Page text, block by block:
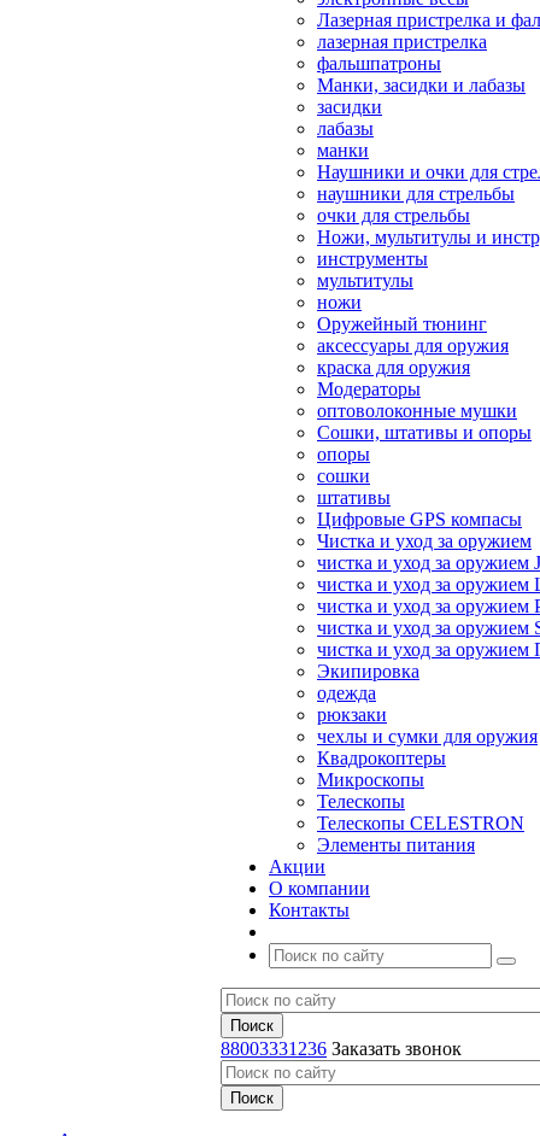
Лазерная пристрелка и
лазерная пристрелка
фальшпатроны
Манки, засидки и лабазы
засидки
лабазы
манки
Наушники и очки для
наушники для стрельбы
очки для стрельбы
Ножи, мультитулы и
инструменты
мультитулы
ножи
Оружейный тюнинг
аксессуары для оружия
краска для оружия
Модераторы
оптоволоконные мушки
Сошки, штативы и опоры
опоры
сошки
штативы
Цифровые GPS компасы
Чистка и уход за оружием
чистка и уход за оружием
чистка и уход за оружием
чистка и уход за оружием
чистка и уход за оружием
чистка и уход за
Экипировка
одежда
рюкзаки
чехлы и сумки для оружия
Квадрокоптеры
Микроскопы
Телескопы
Телескопы CELESTRON
Элементы питания
Акции
О компании
Контакты
88003331236 Заказать звонок